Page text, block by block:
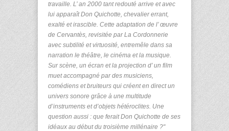
travaille. L’ an 2000 tant redouté arrive et avec
lui apparaît Don Quichotte, chevalier errant,
exalté et irascible. Cette adaptation de l’ œuvre
de Cervantès, revisitée par La Cordonnerie
avec subtilité et virtuosité, entremêle dans sa
narration le théâtre, le cinéma et la musique.
Sur scène, un écran et la projection d’ un film
muet accompagné par des musiciens,
comédiens et bruiteurs qui créent en direct un
univers sonore grâce à une multitude
d’instruments et d’objets hétéroclites. Une
question aussi : que ferait Don Quichotte de ses
idéaux au début du troisième millénaire ?"